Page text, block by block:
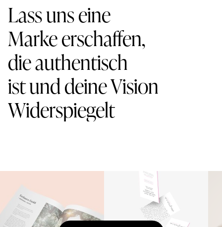
Lass uns eine
Marke erschaffen,
die authentisch
ist und deine Vision
Widerspiegelt